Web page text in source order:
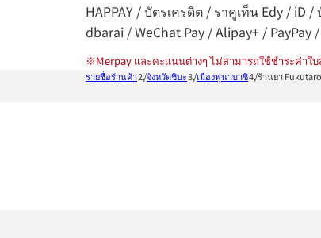
HAPPAY / บัตรเครดิต / ราคูเท็น Edy /
dbarai / WeChat Pay / Alipay+ / PayPay
※Merpay และคะแนนต่างๆ ไม่สามารถใช้ชำระค่าใบ
รายชื่อร้านค้า จังหวัดชิบะ เมืองฟุนาบาชิ ร้านยา